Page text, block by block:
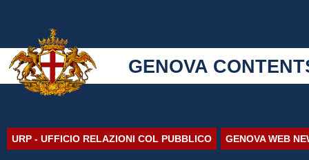
GENOVA
URP - UFFICIO RELAZIONI COL PUBBLICO GENOVA WEB